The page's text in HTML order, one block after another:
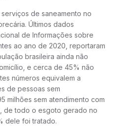
de saneamento no
Últimos dados
de Informações sobre
ao ano de 2020, reportaram
brasileira ainda não
e cerca de 45% não
números equivalem a
de pessoas sem
milhões sem atendimento com
de todo o esgoto gerado no
dele foi tratado.